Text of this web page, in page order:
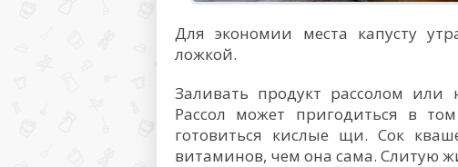
Для экономии места капусту
ложкой.
Заливать продукт рассолом или
Рассол может пригодиться в
готовиться кислые щи. Сок
витаминов, чем она сама. Слитую